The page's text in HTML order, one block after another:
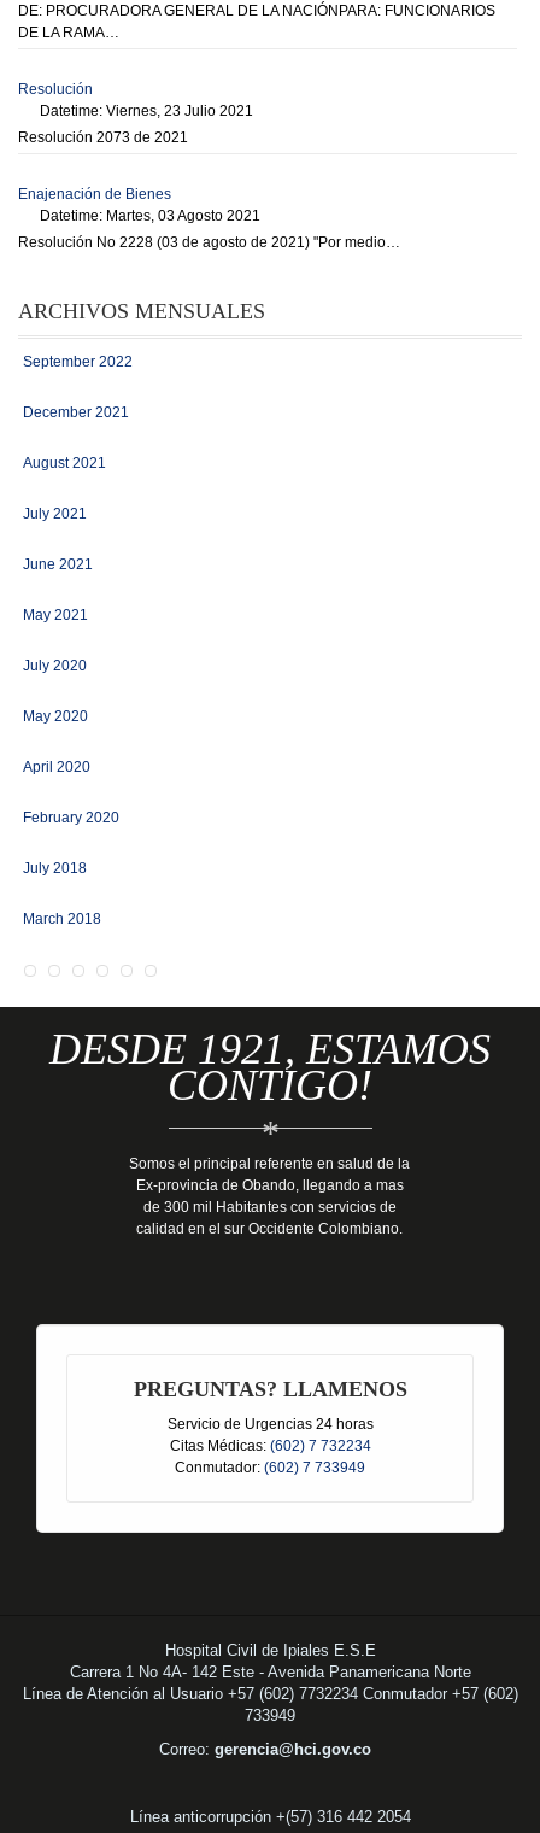
DE: PROCURADORA GENERAL DE LA NACIÓNPARA: FUNCIONARIOS
DE LA RAMA…
Resolución
Datetime: Viernes, 23 Julio 2021
Resolución 2073 de 2021
Enajenación de Bienes
Datetime: Martes, 03 Agosto 2021
Resolución No 2228 (03 de agosto de 2021) "Por medio…
ARCHIVOS MENSUALES
September 2022
December 2021
August 2021
July 2021
June 2021
May 2021
July 2020
May 2020
April 2020
February 2020
July 2018
March 2018
DESDE 1921, ESTAMOS
CONTIGO!
*
Somos el principal referente en salud de la
Ex-provincia de Obando, llegando a mas
de 300 mil Habitantes con servicios de
calidad en el sur Occidente Colombiano.
PREGUNTAS? LLAMENOS
Servicio de Urgencias 24 horas
Citas Médicas: (602) 7 732234
Conmutador: (602) 7 733949
Hospital Civil de Ipiales E.S.E
Carrera 1 No 4A- 142 Este - Avenida Panamericana Norte
Línea de Atención al Usuario +57 (602) 7732234 Conmutador +57 (602)
733949
Correo: gerencia@hci.gov.co
Línea anticorrupción +(57) 316 442 2054